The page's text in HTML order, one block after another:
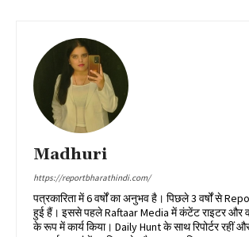
Madhuri
https://reportbharathindi.com/
पत्रकारिता में 6 वर्षों का अनुभव है। पिछले 3 वर्षों से
हुई हैं। इससे पहले Raftaar Media में कंटेंट राइटर और
के रूप में कार्य किया। Daily Hunt के साथ रिपोर्टर रहीं